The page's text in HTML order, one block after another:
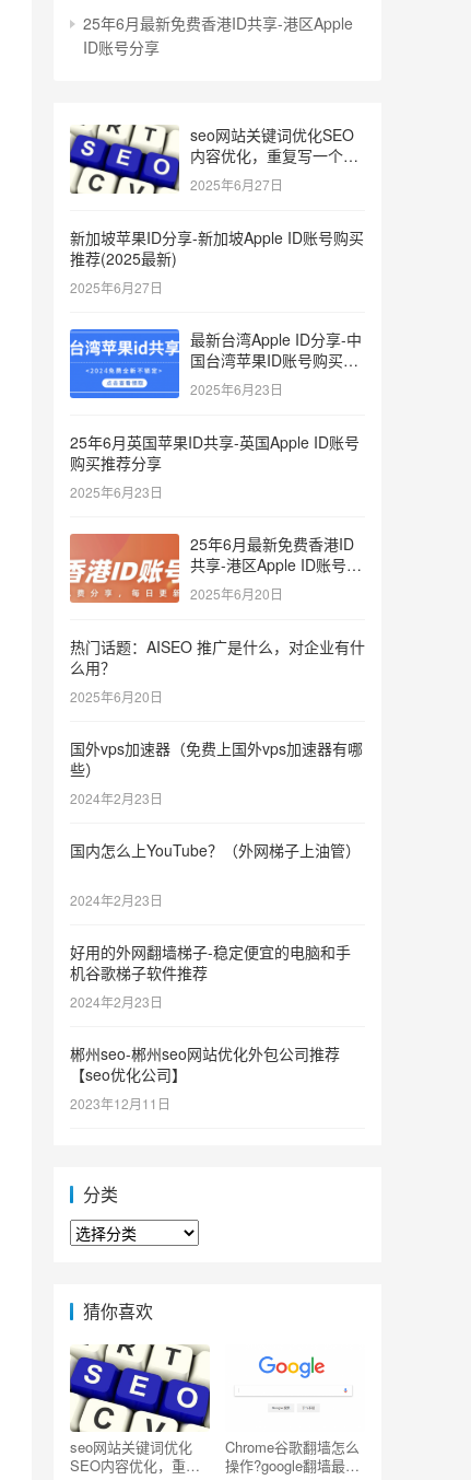
25年6月最新免费香港ID共享-港区Apple
ID账号分享
seo网站关键词优化SEO
内容优化，重复写一个关
键词
2025年6月27日
新加坡苹果ID分享-新加坡Apple ID账号购买
推荐(2025最新)
2025年6月27日
最新台湾Apple ID分享-中
国台湾苹果ID账号购买推
荐2025
2025年6月23日
25年6月英国苹果ID共享-英国Apple ID账号
购买推荐分享
2025年6月23日
25年6月最新免费香港ID
共享-港区Apple ID账号分
享
2025年6月20日
热门话题：AISEO 推广是什么，对企业有什
么用？
2025年6月20日
国外vps加速器（免费上国外vps加速器有哪
些）
2024年2月23日
国内怎么上YouTube？（外网梯子上油管）
2024年2月23日
好用的外网翻墙梯子-稳定便宜的电脑和手
机谷歌梯子软件推荐
2024年2月23日
郴州seo-郴州seo网站优化外包公司推荐
【seo优化公司】
2023年12月11日
分类
分
类
猜你喜欢
seo网站关键词优化
SEO内容优化，重复
Chrome谷歌翻墙怎么
操作?google翻墙最简